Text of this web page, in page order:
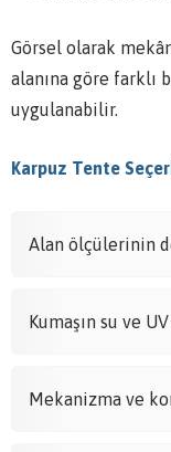
Görsel olarak
alanına göre farklı
uygulanabilir.
Karpuz Tente
Alan ölçülerinin
Kumaşın su ve UV
Mekanizma ve